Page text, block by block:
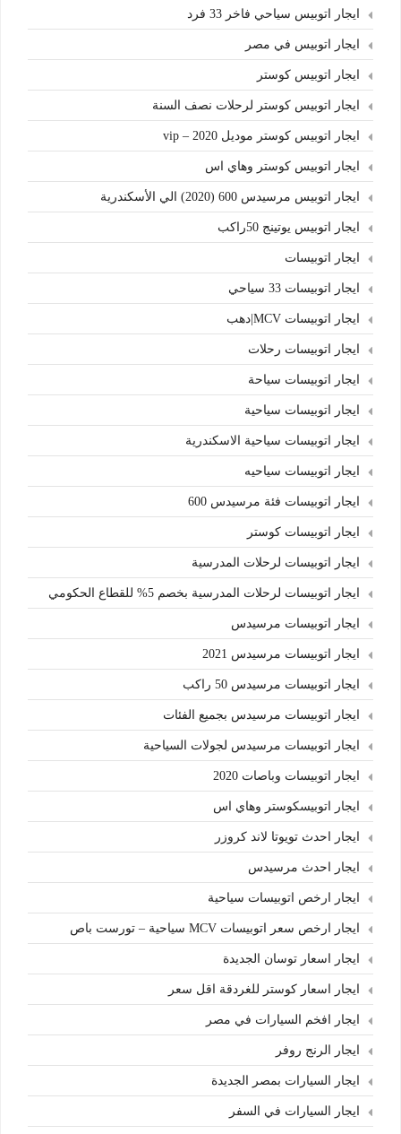
ايجار اتوبيس سياحي فاخر 33 فرد
ايجار اتوبيس في مصر
ايجار اتوبيس كوستر
ايجار اتوبيس كوستر لرحلات نصف السنة
ايجار اتوبيس كوستر موديل 2020 – vip
ايجار اتوبيس كوستر وهاي اس
ايجار اتوبيس مرسيدس 600 (2020) الي الأسكندرية
ايجار اتوبيس يوتينج 50راكب
ايجار اتوبيسات
ايجار اتوبيسات 33 سياحي
ايجار اتوبيسات MCV|دهب
ايجار اتوبيسات رحلات
ايجار اتوبيسات سياحة
ايجار اتوبيسات سياحية
ايجار اتوبيسات سياحية الاسكندرية
ايجار اتوبيسات سياحيه
ايجار اتوبيسات فئة مرسيدس 600
ايجار اتوبيسات كوستر
ايجار اتوبيسات لرحلات المدرسية
ايجار اتوبيسات لرحلات المدرسية بخصم 5% للقطاع الحكومي
ايجار اتوبيسات مرسيدس
ايجار اتوبيسات مرسيدس 2021
ايجار اتوبيسات مرسيدس 50 راكب
ايجار اتوبيسات مرسيدس بجميع الفئات
ايجار اتوبيسات مرسيدس لجولات السياحية
ايجار اتوبيسات وباصات 2020
ايجار اتوبيسكوستر وهاي اس
ايجار احدث تويوتا لاند كروزر
ايجار احدث مرسيدس
ايجار ارخص اتوبيسات سياحية
ايجار ارخص سعر اتوبيسات MCV سياحية – تورست باص
ايجار اسعار توسان الجديدة
ايجار اسعار كوستر للغردقة اقل سعر
ايجار افخم السيارات في مصر
ايجار الرنج روفر
ايجار السيارات بمصر الجديدة
ايجار السيارات في السفر